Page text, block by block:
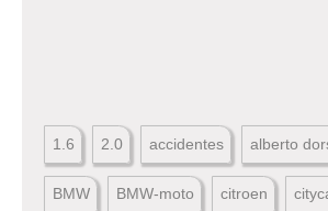
1.6 2.0 accidentes alberto
BMW BMW-moto citroen